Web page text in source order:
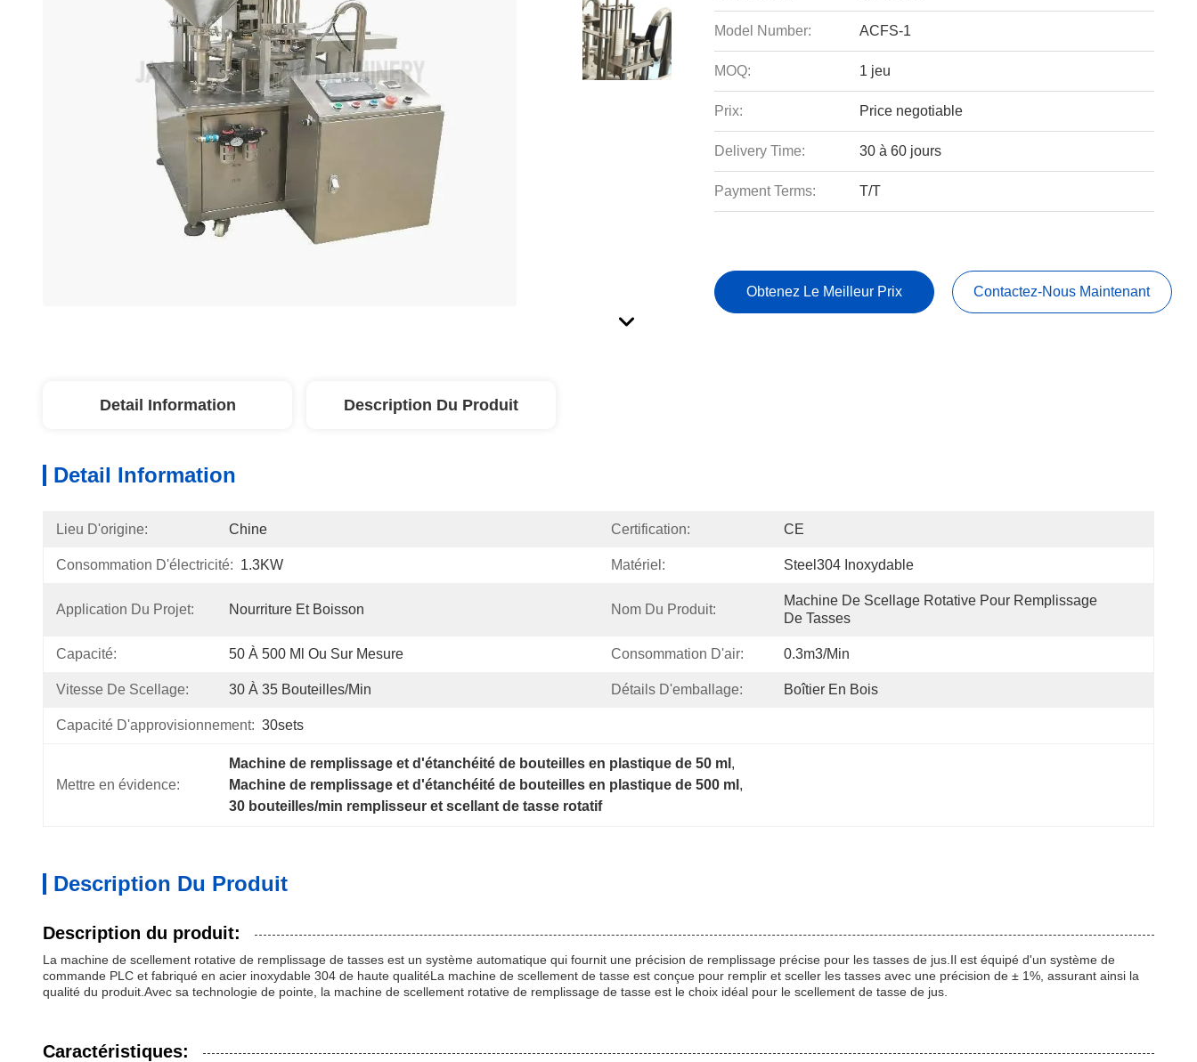
Model Number: ACFS-1
MOQ: 1 jeu
Prix: Price negotiable
Delivery Time: 30 à 60 jours
Payment Terms: T/T
Obtenez Le Meilleur Prix Contactez-Nous Maintenant
Detail Information Description Du Produit
Detail Information
Lieu D'origine: Chine Certification: CE
Consommation D'électricité: 1.3KW Matériel: Steel304 Inoxydable
Application Du Projet: Nourriture Et Boisson Nom Du Produit:
Machine De Scellage Rotative Pour Remplissage
De Tasses
Capacité: 50 À 500 Ml Ou Sur Mesure Consommation D'air: 0.3m3/min
Vitesse De Scellage: 30 À 35 Bouteilles/min Détails D'emballage: Boîtier En Bois
Capacité D'approvisionnement: 30sets
Mettre en évidence:
Machine de remplissage et d'étanchéité de bouteilles en plastique de 50 ml ,
Machine de remplissage et d'étanchéité de bouteilles en plastique de 500 ml ,
30 bouteilles/min remplisseur et scellant de tasse rotatif
Description Du Produit
Description du produit:
La machine de scellement rotative de remplissage de tasses est un système automatique qui fournit une précision de remplissage précise pour les tasses de jus.Il est équipé d'un système de
commande PLC et fabriqué en acier inoxydable 304 de haute qualitéLa machine de scellement de tasse est conçue pour remplir et sceller les tasses avec une précision de ± 1%, assurant ainsi la
qualité du produit.Avec sa technologie de pointe, la machine de scellement rotative de remplissage de tasse est le choix idéal pour le scellement de tasse de jus.
Caractéristiques: